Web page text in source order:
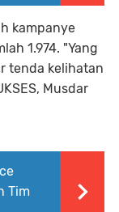
kampanye
1.974. "Yang
tenda kelihatan
Musdar
Tim